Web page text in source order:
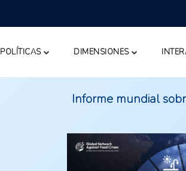
POLÍTICAS DIMENSIONES
Informe mundial